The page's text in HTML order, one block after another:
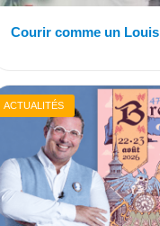
Courir comme un Louis
ACTUALITÉS